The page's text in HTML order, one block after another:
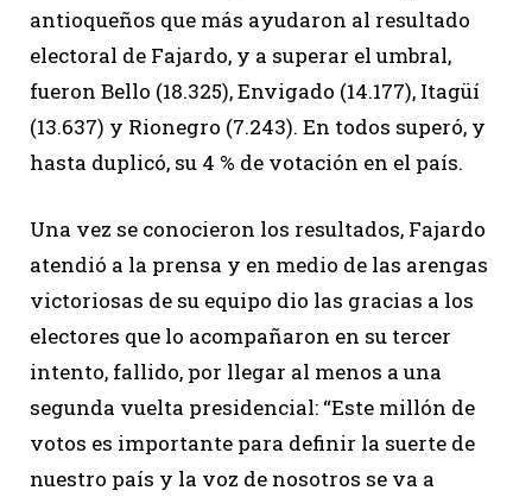
antioqueños que más ayudaron al resultado
electoral de Fajardo, y a superar el umbral,
fueron Bello (18.325), Envigado (14.177), Itagüí
(13.637) y Rionegro (7.243). En todos superó, y
hasta duplicó, su 4 % de votación en el país.
Una vez se conocieron los resultados, Fajardo
atendió a la prensa y en medio de las arengas
victoriosas de su equipo dio las gracias a los
electores que lo acompañaron en su tercer
intento, fallido, por llegar al menos a una
segunda vuelta presidencial: “Este millón de
votos es importante para definir la suerte de
nuestro país y la voz de nosotros se va a